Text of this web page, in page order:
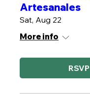
Artesanales
Sat, Aug 22
More info
RSVP